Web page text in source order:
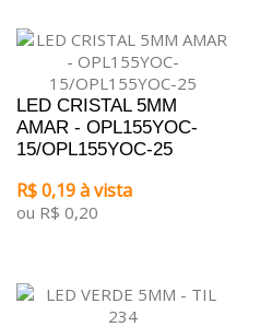
LED CRISTAL 5MM
AMAR - OPL155YOC-
15/OPL155YOC-25
R$ 0,19 à vista
ou R$ 0,20